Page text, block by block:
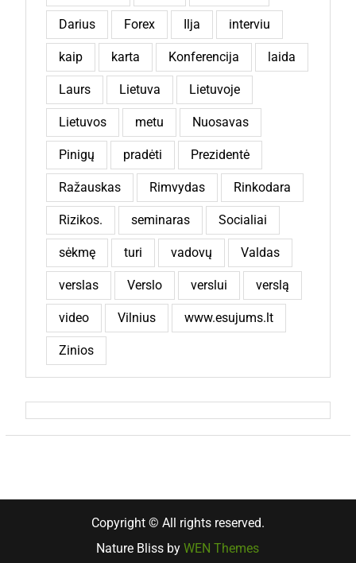
Darius Forex Ilja interviu
kaip karta Konferencija laida
Laurs Lietuva Lietuvoje
Lietuvos metu Nuosavas
Pinigų pradėti Prezidentė
Ražauskas Rimvydas Rinkodara
Rizikos. seminaras Socialiai
sėkmę turi vadovų Valdas
verslas Verslo verslui verslą
video Vilnius www.esujums.lt
Zinios
Copyright © All rights reserved.
Nature Bliss byWEN Themes